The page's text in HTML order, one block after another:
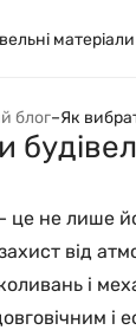
матеріали
блог–Як
це не лише
від
і
і